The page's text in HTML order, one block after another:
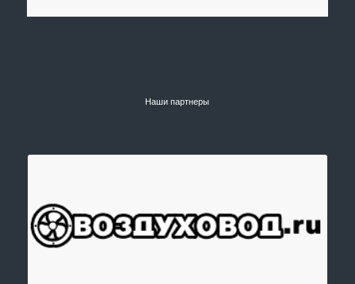
Наши партнеры